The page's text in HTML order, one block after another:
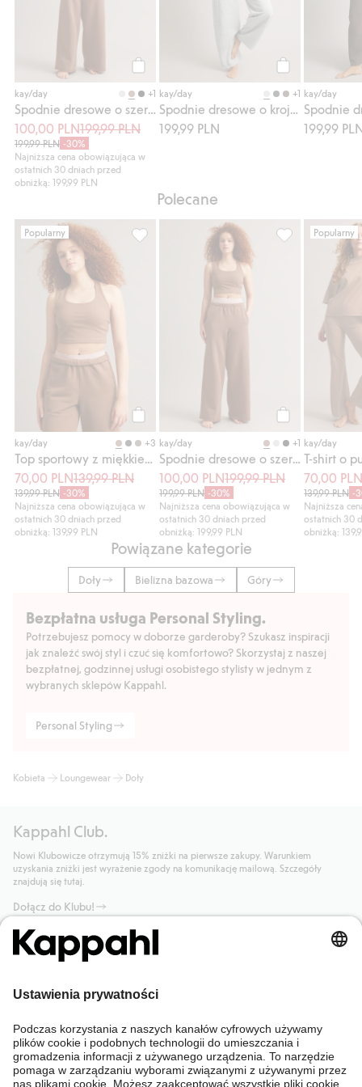
kay/day +1
100,00 PLN199,99 PLN
199,99 PLN -30%
Najniższa cena obowiązująca w
ostatnich 30 dniach przed
obniżką: 199,99 PLN
kay/day +1
199,99 PLN
kay/day
199,99
Polecane
Popularny
Kup
kay/day +3
70,00 PLN139,99 PLN
139,99 PLN -30%
Najniższa cena obowiązująca w
ostatnich 30 dniach przed
obniżką: 139,99 PLN
Top sportowy z miękkiego,
kay/day +1
100,00 PLN199,99 PLN
199,99 PLN -30%
Najniższa cena obowiązująca w
ostatnich 30 dniach przed
obniżką: 199,99 PLN
Spodnie
Popularny
kay/day
70,00
139,99 PLN -
Najniższa
ostatnich 30
obniżką:
Powiązane kategorie
Doły Bielizna bazowa Góry
Bezpłatna usługa Personal Styling.
Potrzebujesz pomocy w doborze garderoby? Szukasz inspiracji
jak znaleźć swój styl i czuć się komfortowo? Skorzystaj z naszej
bezpłatnej, godzinnej usługi osobistego stylisty w jednym z
wybranych sklepów Kappahl.
Personal Styling
Kobieta Loungewear Doły
Kappahl Club.
Nowi Klubowicze otrzymują 15% zniżki na pierwsze zakupy. Warunkiem
uzyskania zniżki jest wyrażenie zgody na komunikację mailową. Szczegóły
znajdują się tutaj.
Dołącz do Klubu!
Potrzebujesz pomocy?